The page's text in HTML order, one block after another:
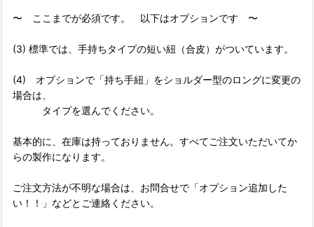
〜 ここまでが必須です。 以下はオプションです 〜
(3) 標準では、手持ちタイプの短い紐（合皮）がついています。
(4) オプションで「持ち手紐」をショルダー型のロングに変更の
場合は、
タイプを選んでください。
基本的に、在庫は持っておりません。すべてご注文いただいてか
らの製作になります。
ご注文方法が不明な場合は、お問合せで「オプション追加した
い！！」などとご連絡ください。